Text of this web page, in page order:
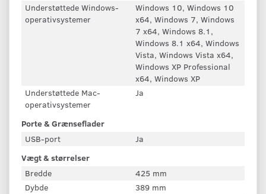
Understøttede Windows-
operativsystemer
Windows 10, Windows 10
x64, Windows 7, Windows
7 x64, Windows 8.1,
Windows 8.1 x64, Windows
Vista, Windows Vista x64,
Windows XP Professional
x64, Windows XP
Understøttede Mac-
operativsystemer
Ja
Porte & Grænseflader
USB-port
Ja
Vægt & størrelser
Bredde
425 mm
Dybde
389 mm